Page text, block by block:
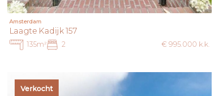
Een locatie die het beste van twee werelden biedt: de rust
en ruimte van wonen aan het water, gecombineerd met
alle dynamiek en voorzieningen die Amsterdam zo geliefd
maken.
De woning is gelegen op erfpacht grond van de
Gemeente Amsterdam. De huidige canon loopt tot en
Amsterdam
Laagte Kadijk 157
135m² 2 € 995.000 k.k.
Verkocht